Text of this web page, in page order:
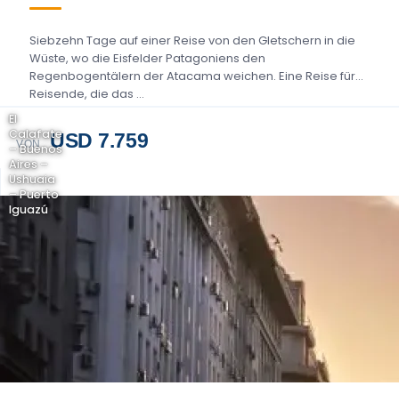
Siebzehn Tage auf einer Reise von den Gletschern in die
Wüste, wo die Eisfelder Patagoniens den
Regenbogentälern der Atacama weichen. Eine Reise für
Reisende, die das …
VON USD 7.759
El
Calafate
– Buenos
Aires –
Ushuaia
– Puerto
Iguazú